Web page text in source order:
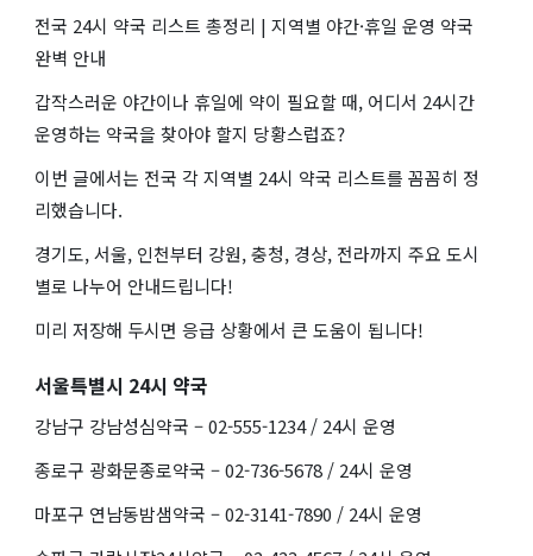
전국 24시 약국 리스트 총정리 | 지역별 야간·휴일 운영 약국
완벽 안내
갑작스러운 야간이나 휴일에 약이 필요할 때, 어디서 24시간
운영하는 약국을 찾아야 할지 당황스럽죠?
이번 글에서는 전국 각 지역별 24시 약국 리스트를 꼼꼼히 정
리했습니다.
경기도, 서울, 인천부터 강원, 충청, 경상, 전라까지 주요 도시
별로 나누어 안내드립니다!
미리 저장해 두시면 응급 상황에서 큰 도움이 됩니다!
서울특별시 24시 약국
강남구 강남성심약국 – 02-555-1234 / 24시 운영
종로구 광화문종로약국 – 02-736-5678 / 24시 운영
마포구 연남동밤샘약국 – 02-3141-7890 / 24시 운영